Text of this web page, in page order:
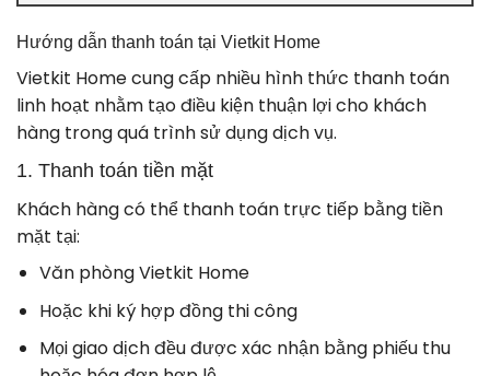
Hướng dẫn thanh toán tại Vietkit Home
Vietkit Home cung cấp nhiều hình thức thanh toán
linh hoạt nhằm tạo điều kiện thuận lợi cho khách
hàng trong quá trình sử dụng dịch vụ.
1. Thanh toán tiền mặt
Khách hàng có thể thanh toán trực tiếp bằng tiền
mặt tại:
Văn phòng Vietkit Home
Hoặc khi ký hợp đồng thi công
Mọi giao dịch đều được xác nhận bằng phiếu thu